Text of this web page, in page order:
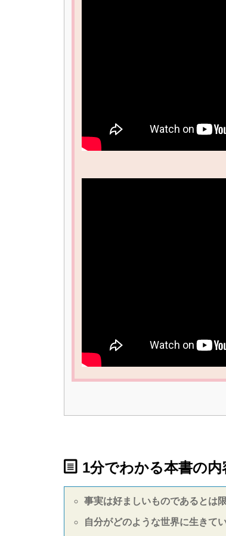
1分でわかる本書の内
事実は好ましいものであるとは
自分がどのような世界に生きて